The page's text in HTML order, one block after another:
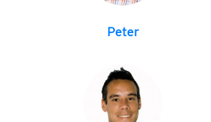
Peter